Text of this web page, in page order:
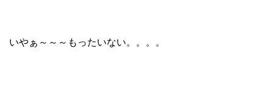
いやぁ～～～もったいない。。。。